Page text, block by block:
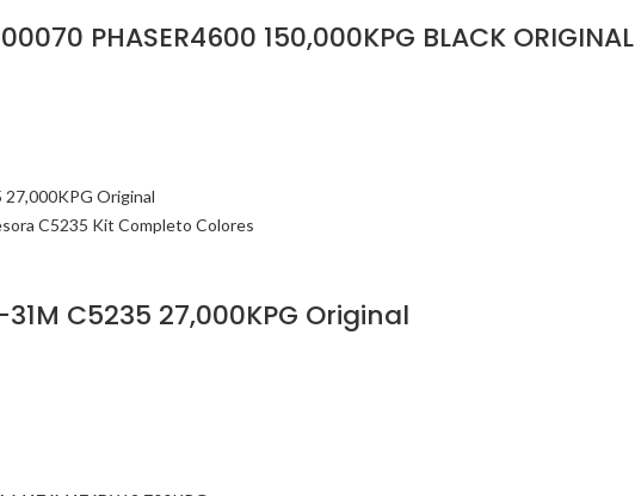
PHASER4600 150,000KPG BLACK ORIGINAL
C5235 27,000KPG Original